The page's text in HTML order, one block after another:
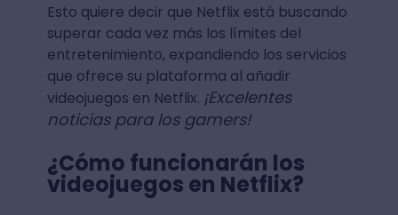
Esto quiere decir que Netflix está buscando
superar cada vez más los límites del
entretenimiento, expandiendo los servicios
que ofrece su plataforma al añadir
videojuegos en Netflix. ¡Excelentes
noticias para los gamers!
¿Cómo funcionarán los
videojuegos en Netflix?